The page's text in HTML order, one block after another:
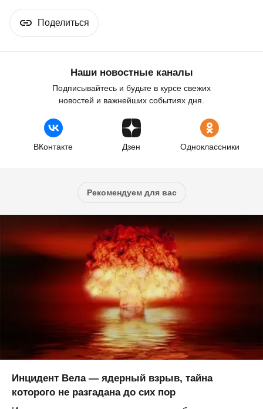
Поделиться
Наши новостные каналы
Подписывайтесь и будьте в курсе свежих
новостей и важнейших событиях дня.
ВКонтакте Дзен Одноклассники
Рекомендуем для вас
Инцидент Вела — ядерный взрыв, тайна
которого не разгадана до сих пор